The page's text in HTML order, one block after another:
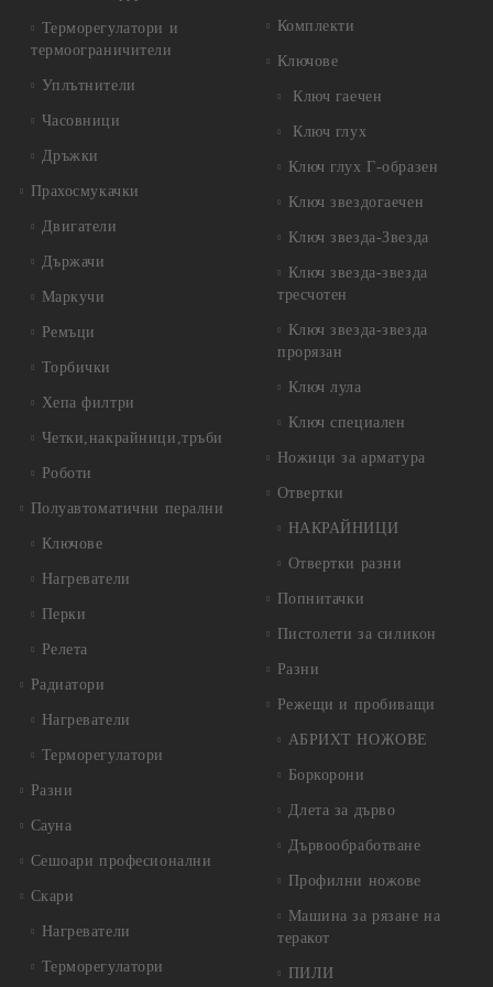
Терморегулатори и
термоограничители
Уплътнители
Часовници
Дръжки
Прахосмукачки
Двигатели
Държачи
Маркучи
Ремъци
Торбички
Хепа филтри
Четки,накрайници,тръби
Роботи
Полуавтоматични перални
Ключове
Нагреватели
Перки
Релета
Радиатори
Нагреватели
Терморегулатори
Разни
Сауна
Сешоари професионални
Скари
Нагреватели
Терморегулатори
Комплекти
Ключове
Ключ гаечен
Ключ глух
Ключ глух Г-образен
Ключ звездогаечен
Ключ звезда-Звезда
Ключ звезда-звезда
тресчотен
Ключ звезда-звезда
прорязан
Ключ лула
Ключ специален
Ножици за арматура
Отвертки
НАКРАЙНИЦИ
Отвертки разни
Попнитачки
Пистолети за силикон
Разни
Режещи и пробиващи
АБРИХТ НОЖОВЕ
Боркорони
Длета за дърво
Дървообработване
Профилни ножове
Машина за рязане на
теракот
ПИЛИ